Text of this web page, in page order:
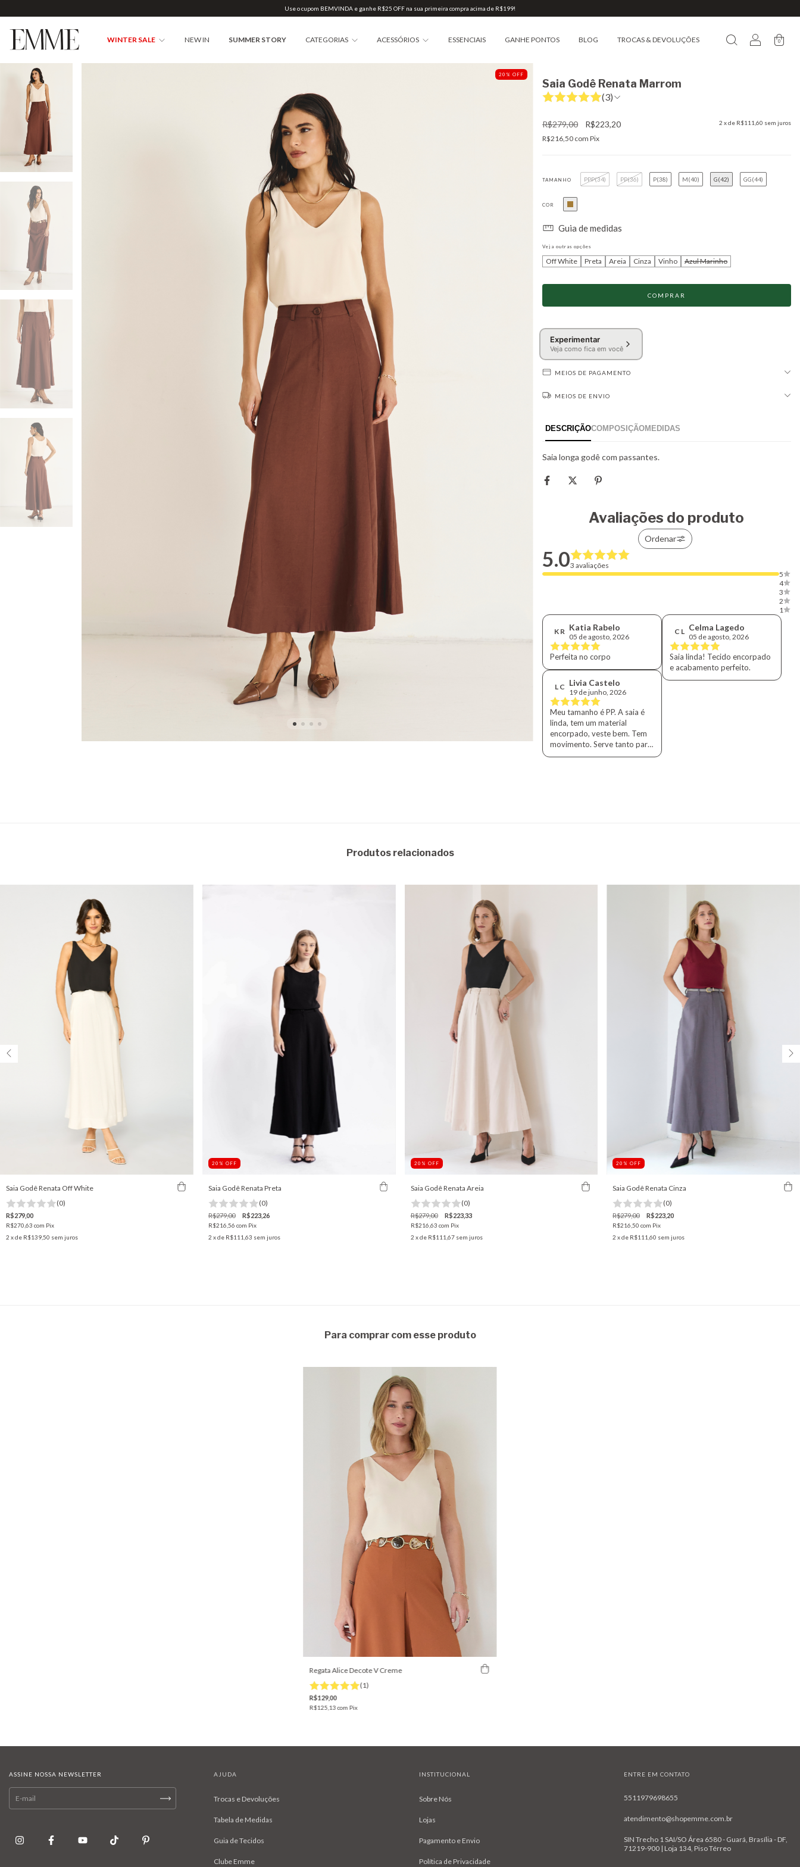
Use o cupom BEMVINDA e ganhe R$25 OFF na sua primeira compra acima de R$199!
WINTER SALE NEW IN SUMMER STORY CATEGORIAS ACESSÓRIOS ESSENCIAIS GANHE PONTOS BLOG TROCAS & DEVOLUÇÕES 0
20 % OFF
Saia Godê Renata Marrom
(3)
R$279,00 R$223,20 2 x de R$111,60 sem juros
R$216,50 com Pix
TAMANHO PPP(34) PP(36) P(38) M(40) G(42) GG(44)
COR
Guia de medidas
Veja outras opções
Off White Preta Areia Cinza Vinho Azul Marinho
Experimentar
Veja como fica em você
MEIOS DE PAGAMENTO
MEIOS DE ENVIO
Avaliações do produto
Ordenar
5.03 avaliações
5
4
3
2
1
K R Katia Rabelo
05 de agosto, 2026
Perfeita no corpo
L C Livia Castelo
19 de junho, 2026
Meu tamanho é PP. A saia é
linda, tem um material
encorpado, veste bem. Tem
movimento. Serve tanto para
o inverno (com bota) como
C L Celma Lagedo
05 de agosto, 2026
Saia linda! Tecido encorpado
e acabamento perfeito.
Produtos relacionados
Saia Godê Renata Off White
(0)
R$279,00
R$270,63 com Pix
2 x de R$139,50 sem juros
20 % OFF
Saia Godê Renata Preta
(0)
R$279,00 R$223,26
R$216,56 com Pix
2 x de R$111,63 sem juros
20 % OFF
Saia Godê Renata Areia
(0)
R$279,00 R$223,33
R$216,63 com Pix
2 x de R$111,67 sem juros
20 %OFF
Saia Godê Renata Cinza
(0)
R$279,00 R$223,20
R$216,50com Pix
2 x de R$111,60 sem juros
Para comprar com esse produto
Regata Alice Decote V Creme
(1)
R$129,00
R$125,13com Pix
ASSINE NOSSA NEWSLETTER AJUDA
Trocas e Devoluções
Tabela de Medidas
Guia de Tecidos
Clube Emme
INSTITUCIONAL
Sobre Nós
Lojas
Pagamento e Envio
Política de Privacidade
ENTRE EM CONTATO
5511979698655
atendimento@shopemme.com.br
SIN Trecho 1 SAI/SO Área 6580 - Guará, Brasília - DF,
71219-900 | Loja 134, Piso Térreo